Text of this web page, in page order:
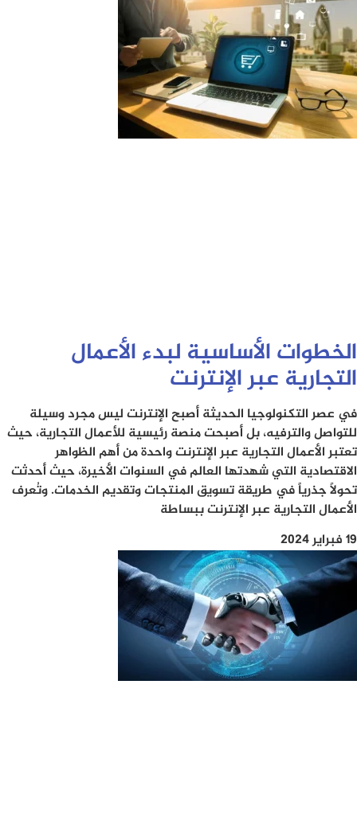
الخطوات الأساسية لبدء الأعمال
التجارية عبر الإنترنت
في عصر التكنولوجيا الحديثة أصبح الإنترنت ليس مجرد وسيلة
للتواصل والترفيه، بل أصبحت منصة رئيسية للأعمال التجارية، حيث
تعتبر الأعمال التجارية عبر الإنترنت واحدة من أهم الظواهر
الاقتصادية التي شهدتها العالم في السنوات الأخيرة، حيث أحدثت
تحولاً جذرياً في طريقة تسويق المنتجات وتقديم الخدمات. وتُعرف
الأعمال التجارية عبر الإنترنت ببساطة
19 فبراير 2024